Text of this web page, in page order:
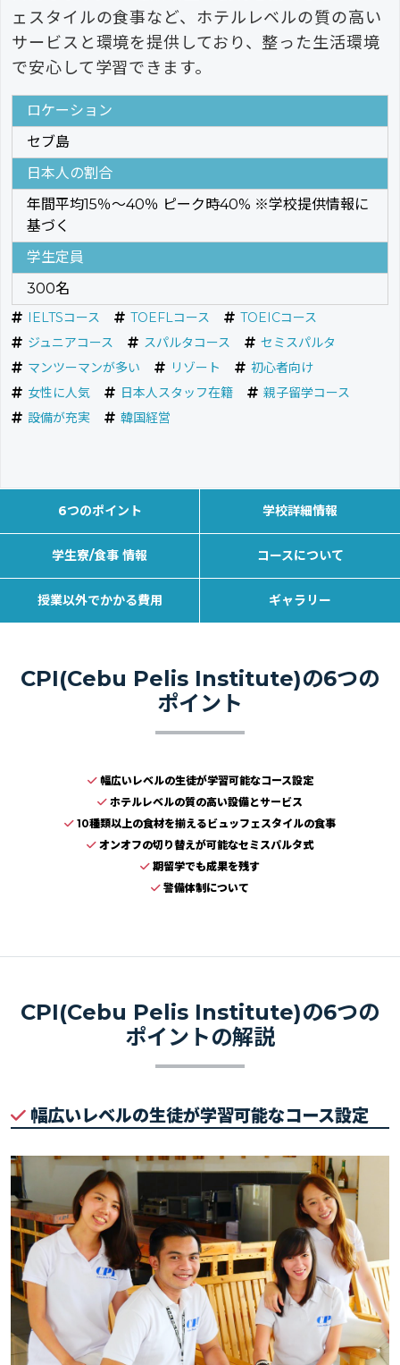
ェスタイルの食事など、ホテルレベルの質の高い
サービスと環境を提供しており、整った生活環境
で安心して学習できます。
ロケーション
セブ島
日本人の割合
年間平均15％～40％ ピーク時40% ※学校提供情報に
基づく
学生定員
300名
IELTSコース TOEFLコース
TOEICコース
ジュニアコース
スパルタコース
セミスパルタ
マンツーマンが多い
リゾート
初心者向け
女性に人気
日本人スタッフ在籍
親子留学コース
設備が充実
韓国経営
6つのポイント 学校詳細情報
学生寮/食事 情報 コースについて
授業以外でかかる費用 ギャラリー
CPI(Cebu Pelis Institute)の6つの
ポイント
幅広いレベルの生徒が学習可能なコース設定
ホテルレベルの質の高い設備とサービス
10種類以上の食材を揃えるビュッフェスタイルの食事
オンオフの切り替えが可能なセミスパルタ式
期留学でも成果を残す
警備体制について
CPI(Cebu Pelis Institute)の6つの
ポイントの解説
幅広いレベルの生徒が学習可能なコース設定